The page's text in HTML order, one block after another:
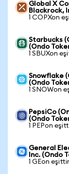
Global X
Blackrock,
1 COPXon
Starbucks
(Ondo
1 SBUXon
Snowflake
(Ondo
1 SNOWon
PepsiCo
(Ondo
1 PEPon
General
Inc. (Ondo
1 GEon